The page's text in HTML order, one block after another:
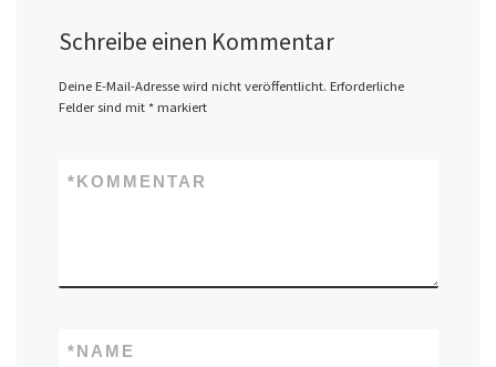
Schreibe einen Kommentar
Deine E-Mail-Adresse wird nicht veröffentlicht. Erforderliche
Felder sind mit *markiert
KOMMENTAR
*
NAME
*